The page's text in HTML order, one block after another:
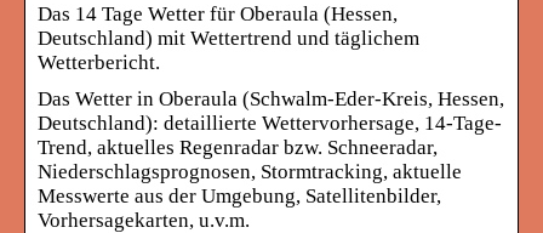
Das 14 Tage Wetter für Oberaula (Hessen,
Deutschland) mit Wettertrend und täglichem
Wetterbericht.
Das Wetter in Oberaula (Schwalm-Eder-Kreis, Hessen,
Deutschland): detaillierte Wettervorhersage, 14-Tage-
Trend, aktuelles Regenradar bzw. Schneeradar,
Niederschlagsprognosen, Stormtracking, aktuelle
Messwerte aus der Umgebung, Satellitenbilder,
Vorhersagekarten, u.v.m.